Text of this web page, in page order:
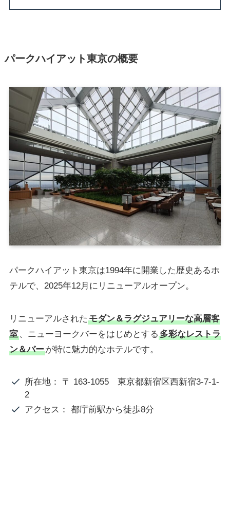
パークハイアット東京の概要
パークハイアット東京は1994年に開業した歴史あるホ
テルで、2025年12月にリニューアルオープン。
リニューアルされた モダン＆ラグジュアリーな高層客
室、ニューヨークバーをはじめとする 多彩なレストラ
ン＆バーが特に魅力的なホテルです。
所在地： 〒 163-1055 東京都新宿区西新宿3-7-1-
2
アクセス： 都庁前駅から徒歩8分